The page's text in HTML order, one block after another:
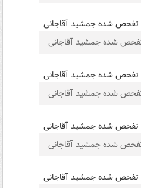
تفحص شده جمشید آقاجانی
تفحص شده جمشید آقاجانی
تفحص شده جمشید آقاجانی